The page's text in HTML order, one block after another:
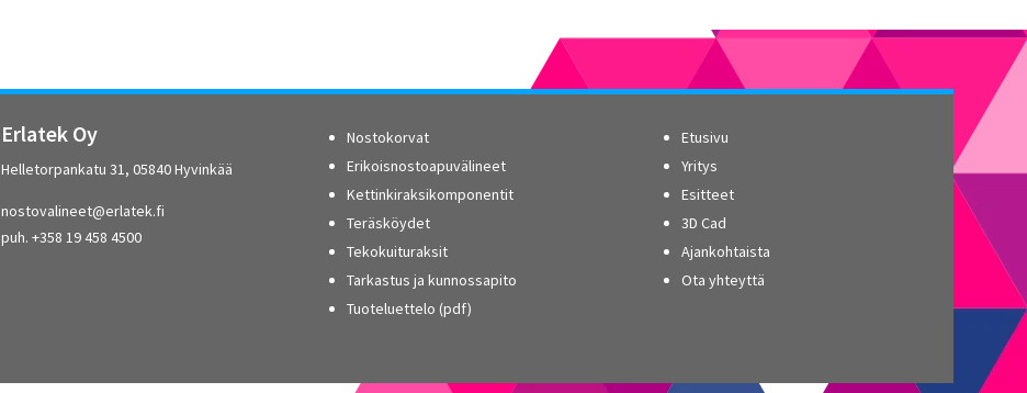
Erlatek Oy
Helletorpankatu 31, 05840 Hyvinkää
nostovalineet@erlatek.fi
puh. +358 19 458 4500
Nostokorvat
Erikoisnostoapuvälineet
Kettinkiraksikomponentit
Teräsköydet
Tekokuituraksit
Tarkastus ja kunnossapito
Tuoteluettelo (pdf)
Etusivu
Yritys
Esitteet
3D Cad
Ajankohtaista
Ota yhteyttä